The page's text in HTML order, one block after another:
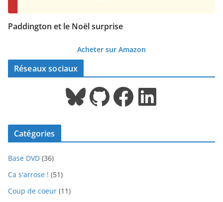
Paddington et le Noël surprise
Acheter sur Amazon
Réseaux sociaux
Bluesky GitHub Facebook LinkedIn
Catégories
Base DVD (36)
Ca s'arrose ! (51)
Coup de coeur (11)